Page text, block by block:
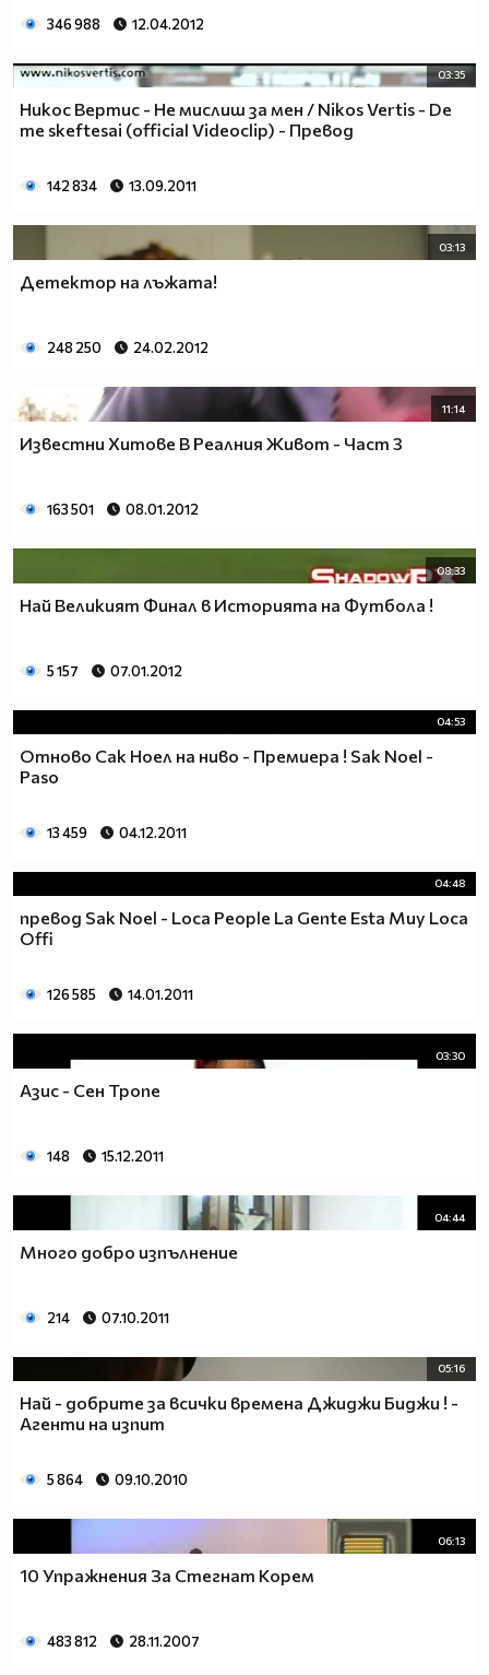
346 988 12.04.2012
03:35
Никос Вертис - Не мислиш за мен / Nikos Vertis - De
me skeftesai (official Videoclip) - Превод
142 834 13.09.2011
03:13
Детектор на лъжата!
248 250 24.02.2012
11:14
Известни Хитове В Реалния Живот - Част 3
163 501 08.01.2012
08:33
Най Великият Финал в Историята на Футбола !
5 157 07.01.2012
04:53
Отново Сак Ноел на ниво - Премиера ! Sak Noel -
Paso
13 459 04.12.2011
04:48
превод Sak Noel - Loca People La Gente Esta Muy Loca
Offi
126 585 14.01.2011
03:30
Азис - Сен Тропе
148 15.12.2011
04:44
Много добро изпълнение
214 07.10.2011
05:16
Най - добрите за всички времена Джиджи Биджи ! -
Агенти на изпит
5 864 09.10.2010
06:13
10 Упражнения За Стегнат Корем
483 812 28.11.2007